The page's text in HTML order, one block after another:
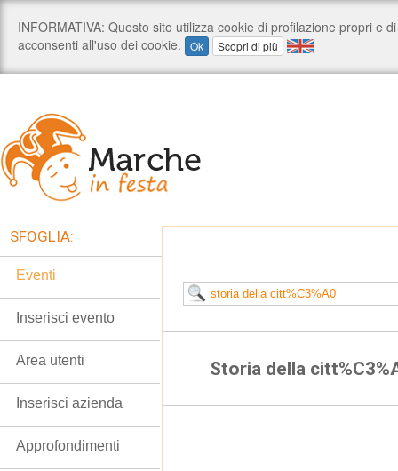
Storia della
SFOGLIA:
Eventi
Inserisci evento
Area utenti
Inserisci azienda
Approfondimenti